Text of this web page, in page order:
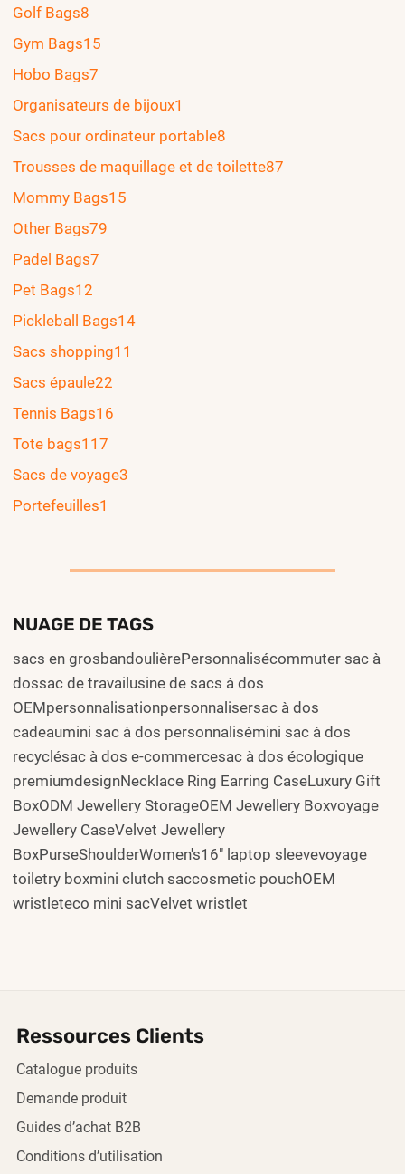
Golf Bags8
Gym Bags15
Hobo Bags7
Organisateurs de bijoux1
Sacs pour ordinateur portable8
Trousses de maquillage et de toilette87
Mommy Bags15
Other Bags79
Padel Bags7
Pet Bags12
Pickleball Bags14
Sacs shopping11
Sacs épaule22
Tennis Bags16
Tote bags117
Sacs de voyage3
Portefeuilles1
NUAGE DE TAGS
sacs en grosbandoulièrePersonnalisécommuter sac à
dossac de travailusine de sacs à dos
OEMpersonnalisationpersonnalisersac à dos
cadeaumini sac à dos personnalisémini sac à dos
recyclésac à dos e-commercesac à dos écologique
premiumdesignNecklace Ring Earring CaseLuxury Gift
BoxODM Jewellery StorageOEM Jewellery Boxvoyage
Jewellery CaseVelvet Jewellery
BoxPurseShoulderWomen's16" laptop sleevevoyage
toiletry boxmini clutch saccosmetic pouchOEM
wristleteco mini sacVelvet wristlet
Ressources Clients
Catalogue produits
Demande produit
Guides d’achat B2B
Conditions d’utilisation